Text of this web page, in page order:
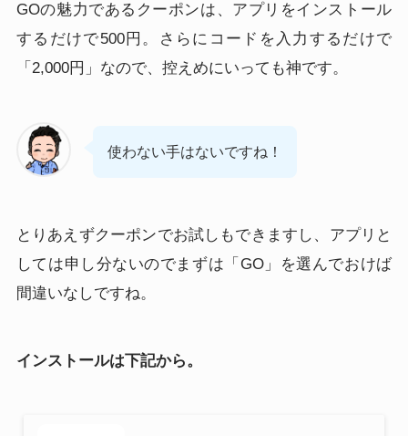
GOの魅力であるクーポンは、アプリをインストール
するだけで500円。さらにコードを入力するだけで
「2,000円」なので、控えめにいっても神です。
使わない手はないですね！
とりあえずクーポンでお試しもできますし、アプリと
しては申し分ないのでまずは「GO」を選んでおけば
間違いなしですね。
インストールは下記から。